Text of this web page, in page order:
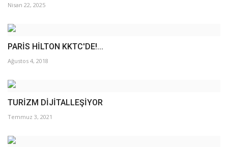
Nisan 22, 2025
PARİS HİLTON KKTC'DE!...
Ağustos 4, 2018
TURİZM DİJİTALLEŞİYOR
Temmuz 3, 2021